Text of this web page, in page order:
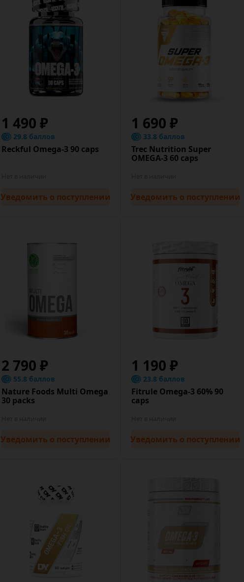
1 490 ₽
29.8 баллов
Reckful Omega-3 90 caps
Уведомить о поступлении
1 690 ₽
33.8 баллов
Trec Nutrition Super
OMEGA-3 60 caps
Уведомить о поступлении
2 790 ₽
55.8 баллов
Nature Foods Multi Omega
30 packs
Уведомить о поступлении
1 190 ₽
23.8 баллов
Fitrule Omega-3 60% 90
caps
Уведомить о поступлении